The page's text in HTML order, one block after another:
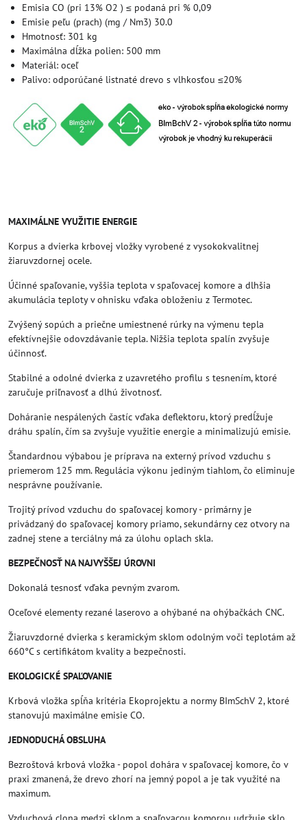
Emisia CO (pri 13% O2 ) ≤ podaná pri % 0,09
Emisie peľu (prach) (mg / Nm3) 30.0
Hmotnosť: 301 kg
Maximálna dĺžka polien: 500 mm
Materiál: oceľ
Palivo: odporúčané listnaté drevo s vlhkosťou ≤20%
MAXIMÁLNE VYUŽITIE ENERGIE
Korpus a dvierka krbovej vložky vyrobené z vysokokvalitnej
žiaruvzdornej ocele.
Účinné spaľovanie, vyššia teplota v spaľovacej komore a dlhšia
akumulácia teploty v ohnisku vďaka obloženiu z Termotec.
Zvýšený sopúch a priečne umiestnené rúrky na výmenu tepla
efektívnejšie odovzdávanie tepla. Nižšia teplota spalín zvyšuje
účinnosť.
Stabilné a odolné dvierka z uzavretého profilu s tesnením, ktoré
zaručuje priľnavosť a dlhú životnosť.
Doháranie nespálených častíc vďaka deflektoru, ktorý predĺžuje
dráhu spalín, čím sa zvyšuje využitie energie a minimalizujú emisie.
Štandardnou výbabou je príprava na externý prívod vzduchu s
priemerom 125 mm. Regulácia výkonu jediným tiahlom, čo eliminuje
nesprávne používanie.
Trojitý prívod vzduchu do spaľovacej komory - primárny je
privádzaný do spaľovacej komory priamo, sekundárny cez otvory na
zadnej stene a terciálny má za úlohu oplach skla.
BEZPEČNOSŤ NA NAJVYŠŠEJ ÚROVNI
Dokonalá tesnosť vďaka pevným zvarom.
Oceľové elementy rezané laserovo a ohýbané na ohýbačkách CNC.
Žiaruvzdorné dvierka s keramickým sklom odolným voči teplotám až
660°C s certifikátom kvality a bezpečnosti.
EKOLOGICKÉ SPAĽOVANIE
Krbová vložka spĺňa kritéria Ekoprojektu a normy BImSchV 2, ktoré
stanovujú maximálne emisie CO.
JEDNODUCHÁ OBSLUHA
Bezroštová krbová vložka - popol dohára v spaľovacej komore, čo v
praxi zmanená, že drevo zhorí na jemný popol a je tak využité na
maximum.